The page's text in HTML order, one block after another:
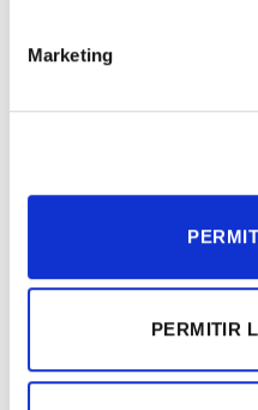
Marketing
PERMITIR
comprado este
PRODUCTOS
Añadir